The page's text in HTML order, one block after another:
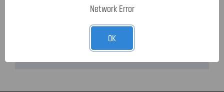
Dein Teile-Shop für Mustang, Corvette & RAM
Ab 150,- € versandkostenfreier Standardversand in
Network Error
OK